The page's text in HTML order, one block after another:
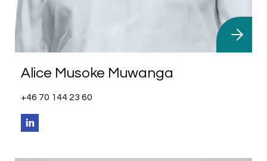
Alice Musoke Muwanga
+46 70 144 23 60